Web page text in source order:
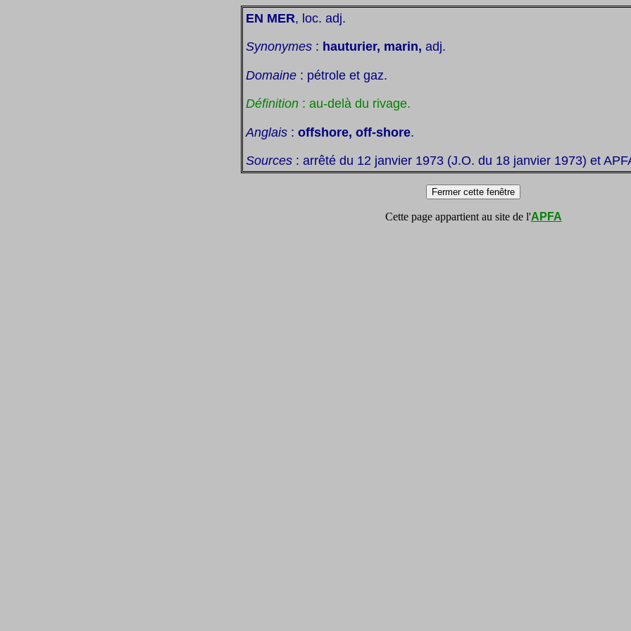
EN MER, loc. adj.
Synonymes : hauturier, marin, adj.
Domaine : pétrole et gaz.
Définition : au-delà du rivage.
Anglais : offshore, off-shore.
Sources : arrêté du 12 janvier 1973 (J.O. du 18 janvier 1973) et
Cette page appartient au site de l'APFA